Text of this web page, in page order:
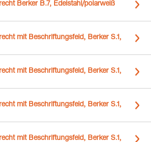
Berker B.7, Edelstahl/polarweiß
mit Beschriftungsfeld, Berker S.1,
mit Beschriftungsfeld, Berker S.1,
mit Beschriftungsfeld, Berker S.1,
mit Beschriftungsfeld, Berker S.1,